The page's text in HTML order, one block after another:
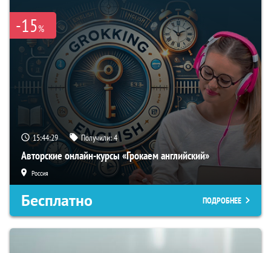
-15%
15:44:29 Получили:4
Авторские онлайн-курсы «Грокаем английский»
Россия
Бесплатно ПОДРОБНЕЕ